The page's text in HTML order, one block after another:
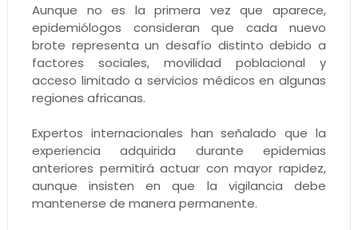
Aunque no es la primera vez que aparece,
epidemiólogos consideran que cada nuevo
brote representa un desafío distinto debido a
factores sociales, movilidad poblacional y
acceso limitado a servicios médicos en algunas
regiones africanas.
Expertos internacionales han señalado que la
experiencia adquirida durante epidemias
anteriores permitirá actuar con mayor rapidez,
aunque insisten en que la vigilancia debe
mantenerse de manera permanente.